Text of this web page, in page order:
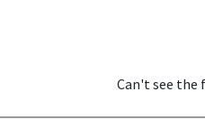
Can't see the